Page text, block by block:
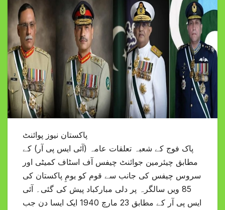
پاکستان نیوز پوائنٹ
پاک فوج کے شعبہ تعلقات عامہ (آئی ایس پی آر) کے
مطابق چیئرمین جوائنٹ چیفس آف اسٹاف کمیٹی اور
سروس چیفس کی جانب سے قوم کو یومِ پاکستان کی
85 ویں سالگرہ پر دلی مبارکباد پیش کی گئی۔ آئی
ایس پی آر کے مطابق 23 مارچ 1940 ایک ایسا دن جب